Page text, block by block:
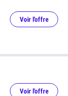
Voir l'offre
Voir l'offre